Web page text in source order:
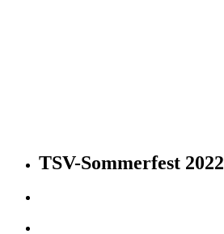
TSV-Sommerfest 2022